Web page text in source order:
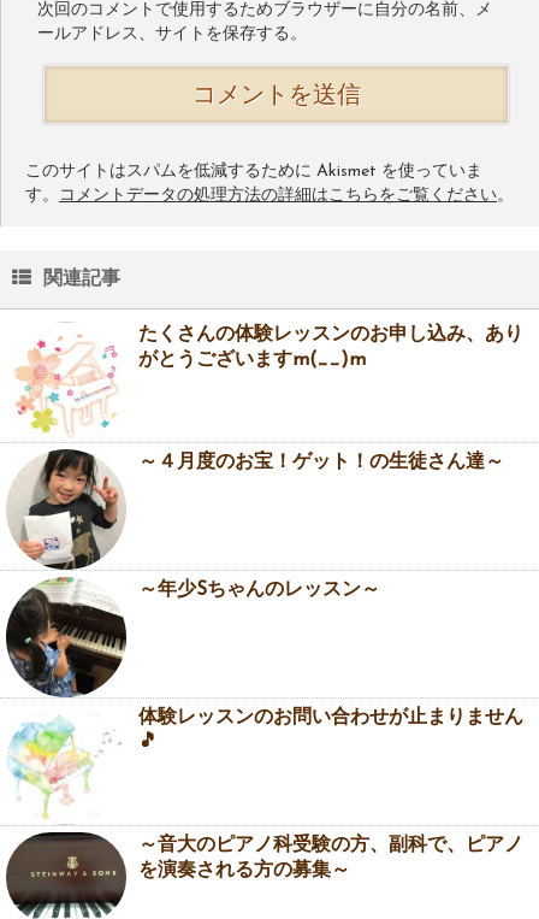
次回のコメントで使用するためブラウザーに自分の名前、メ
ールアドレス、サイトを保存する。
このサイトはスパムを低減するために Akismet を使っていま
す。
コメントデータの処理方法の詳細はこちらをご覧ください。
関連記事
たくさんの体験レッスンのお申し込み、あり
がとうございますm(__)m
～４月度のお宝！ゲット！の生徒さん達～
～年少Sちゃんのレッスン～
体験レッスンのお問い合わせが止まりません
🎵
～音大のピアノ科受験の方、副科で、ピアノ
を演奏される方の募集～